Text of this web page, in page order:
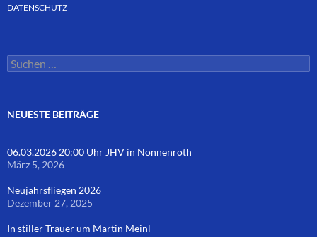
DATENSCHUTZ
Suchen
nach:
NEUESTE BEITRÄGE
06.03.2026 20:00 Uhr JHV in Nonnenroth
März 5, 2026
Neujahrsfliegen 2026
Dezember 27, 2025
In stiller Trauer um Martin Meinl